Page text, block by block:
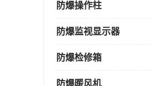
防爆操作柱
防爆监视显示器
防爆检修箱
防爆暖风机